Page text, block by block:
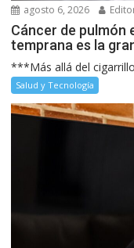
agosto 6, 2026
Cáncer de pulmón
temprana es la
***Más allá del
Salud y Tecnología